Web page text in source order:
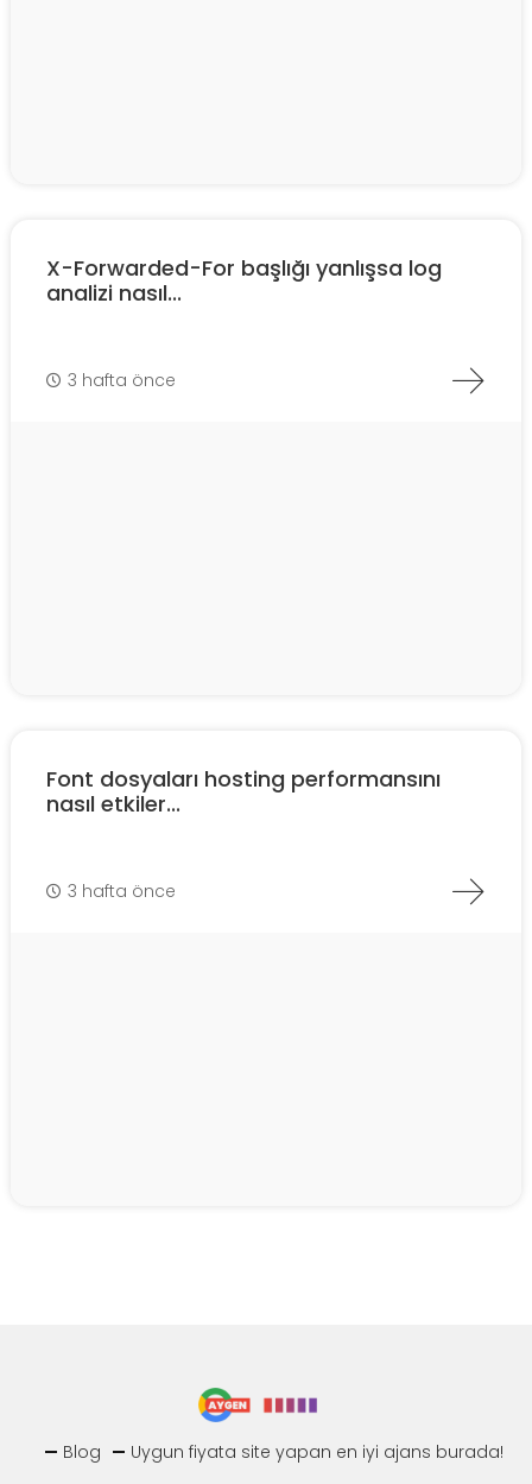
X-Forwarded-For başlığı yanlışsa log
analizi nasıl...
3 hafta önce
Font dosyaları hosting performansını
nasıl etkiler...
3 hafta önce
Blog Uygun fiyata site yapan en iyi ajans burada!